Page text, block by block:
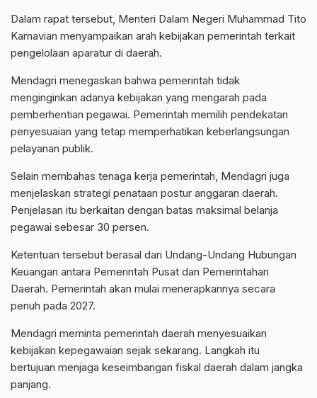
Dalam rapat tersebut, Menteri Dalam Negeri Muhammad Tito
Karnavian menyampaikan arah kebijakan pemerintah terkait
pengelolaan aparatur di daerah.
Mendagri menegaskan bahwa pemerintah tidak
menginginkan adanya kebijakan yang mengarah pada
pemberhentian pegawai. Pemerintah memilih pendekatan
penyesuaian yang tetap memperhatikan keberlangsungan
pelayanan publik.
Selain membahas tenaga kerja pemerintah, Mendagri juga
menjelaskan strategi penataan postur anggaran daerah.
Penjelasan itu berkaitan dengan batas maksimal belanja
pegawai sebesar 30 persen.
Ketentuan tersebut berasal dari Undang-Undang Hubungan
Keuangan antara Pemerintah Pusat dan Pemerintahan
Daerah. Pemerintah akan mulai menerapkannya secara
penuh pada 2027.
Mendagri meminta pemerintah daerah menyesuaikan
kebijakan kepegawaian sejak sekarang. Langkah itu
bertujuan menjaga keseimbangan fiskal daerah dalam jangka
panjang.